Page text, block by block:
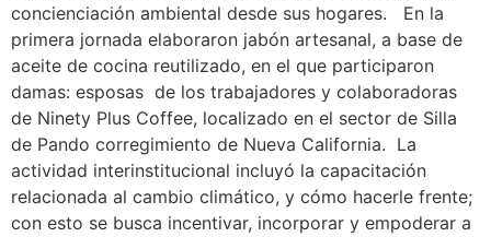
concienciación ambiental desde sus hogares. En la
primera jornada elaboraron jabón artesanal, a base de
aceite de cocina reutilizado, en el que participaron
damas: esposas de los trabajadores y colaboradoras
de Ninety Plus Coffee, localizado en el sector de Silla
de Pando corregimiento de Nueva California. La
actividad interinstitucional incluyó la capacitación
relacionada al cambio climático, y cómo hacerle frente;
con esto se busca incentivar, incorporar y empoderar a